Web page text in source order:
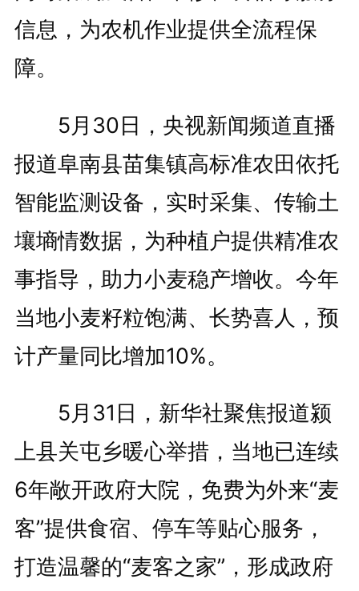
信息，为农机作业提供全流程保
障。
5月30日，央视新闻频道直播
报道阜南县苗集镇高标准农田依托
智能监测设备，实时采集、传输土
壤墒情数据，为种植户提供精准农
事指导，助力小麦稳产增收。今年
当地小麦籽粒饱满、长势喜人，预
计产量同比增加10%。
5月31日，新华社聚焦报道颍
上县关屯乡暖心举措，当地已连续
6年敞开政府大院，免费为外来“麦
客”提供食宿、停车等贴心服务，
打造温馨的“麦客之家”，形成政府